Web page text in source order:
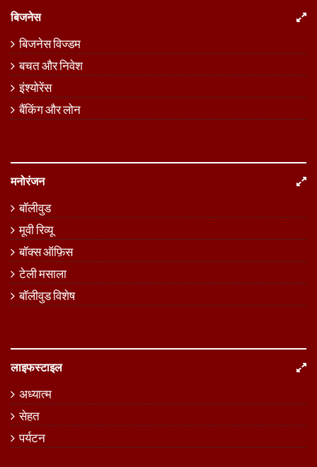
बिजनेस
बिजनेस विज्डम
बचत और निवेश
इंश्योरेंस
बैंकिंग और लोन
मनोरंजन
बॉलीवुड
मूवी रिव्यू
बॉक्स ऑफ़िस
टेली मसाला
बॉलीवुड विशेष
लाइफस्टाइल
अध्यात्म
सेहत
पर्यटन